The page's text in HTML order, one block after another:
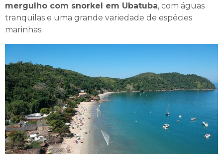
mergulho com snorkel em Ubatuba, com águas
tranquilas e uma grande variedade de espécies
marinhas.